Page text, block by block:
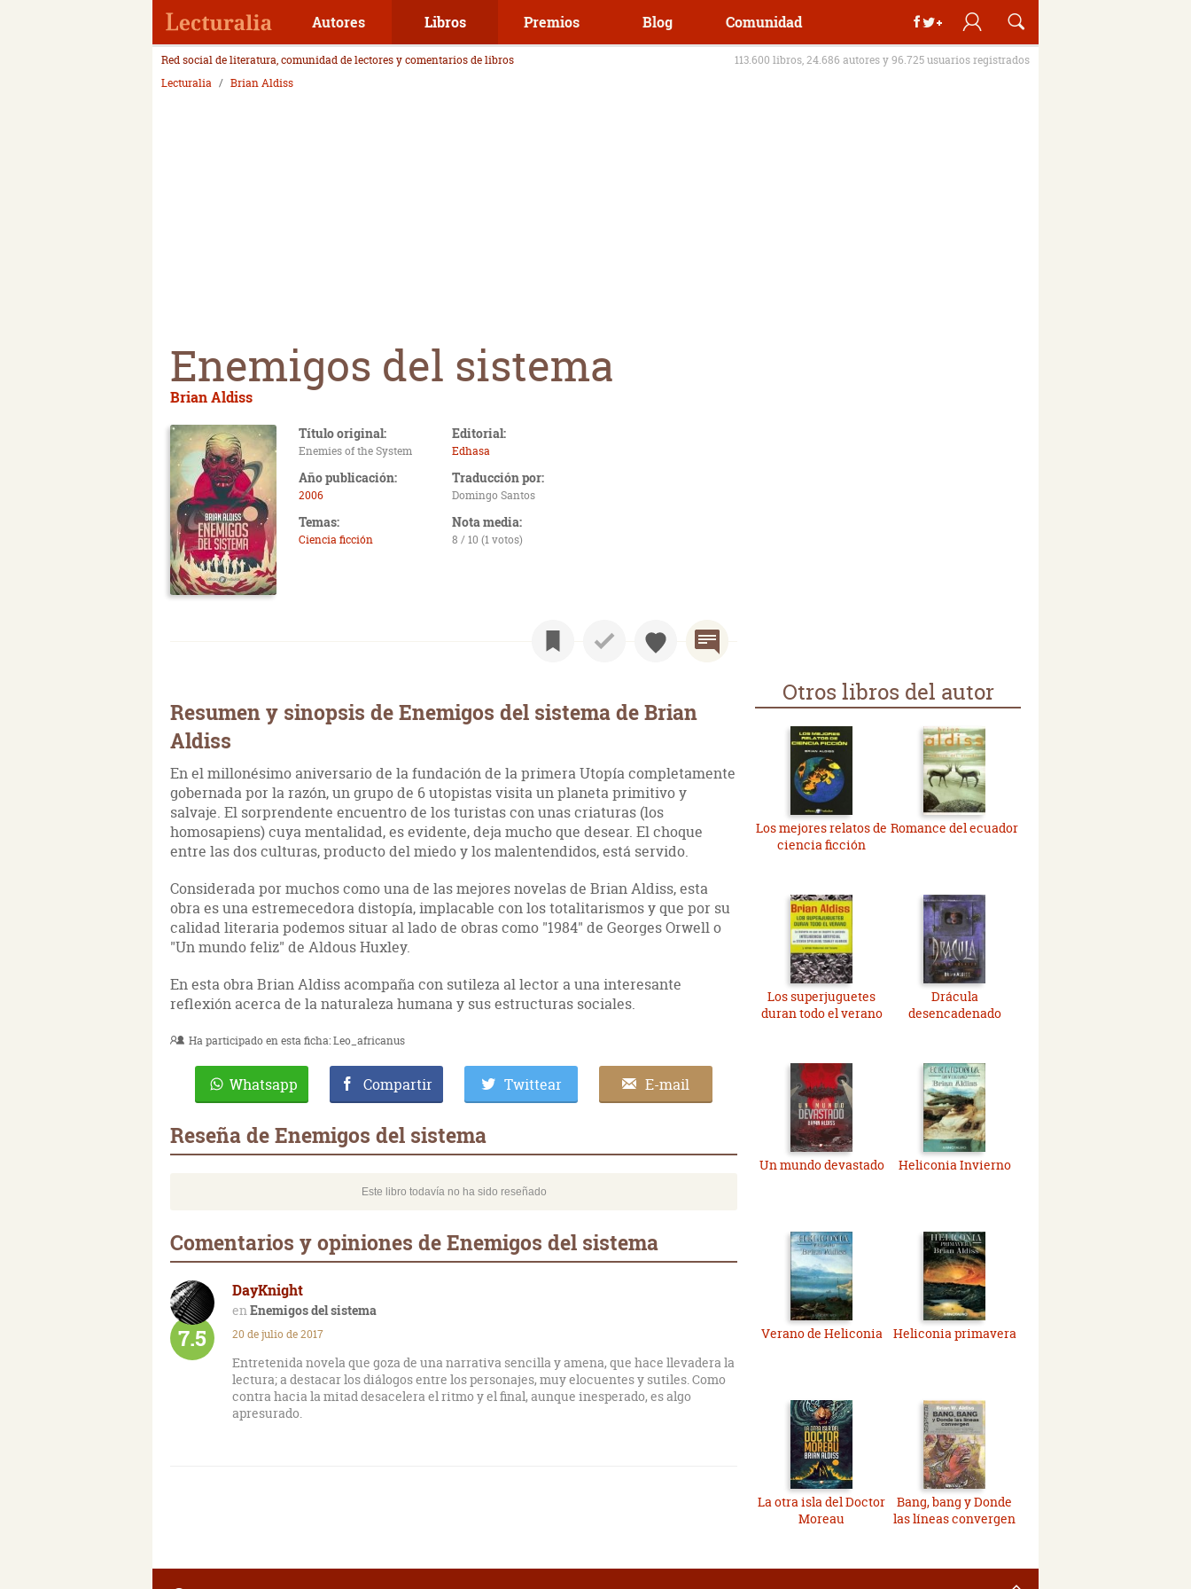
Autores Libros Premios Blog Comunidad
Red social de literatura, comunidad de lectores y comentarios de libros
113.600 libros, 24.686 autores y 96.725 usuarios registrados
Lecturalia
Brian Aldiss
Enemigos del sistema
Brian Aldiss
Título original:
Enemies of the System
Editorial:
Edhasa
Año publicación:
2006
Traducción por:
Domingo Santos
Temas:
Ciencia ficción
Nota media:
8 / 10 (1 votos)
Resumen y sinopsis de Enemigos del sistema de Brian
Aldiss
En el millonésimo aniversario de la fundación de la primera Utopía completamente
gobernada por la razón, un grupo de 6 utopistas visita un planeta primitivo y
salvaje. El sorprendente encuentro de los turistas con unas criaturas (los
homosapiens) cuya mentalidad, es evidente, deja mucho que desear. El choque
entre las dos culturas, producto del miedo y los malentendidos, está servido.
Considerada por muchos como una de las mejores novelas de Brian Aldiss, esta
obra es una estremecedora distopía, implacable con los totalitarismos y que por su
calidad literaria podemos situar al lado de obras como "1984" de Georges Orwell o
"Un mundo feliz" de Aldous Huxley.
En esta obra Brian Aldiss acompaña con sutileza al lector a una interesante
reflexión acerca de la naturaleza humana y sus estructuras sociales.
Ha participado en esta ficha:Leo_africanus
Whatsapp Compartir Twittear E-mail
Reseña de Enemigos del sistema
Este libro todavía no ha sido reseñado
Comentarios y opiniones de Enemigos del sistema
DayKnight
Enemigos del sistema
7.5 20 de julio de 2017
Entretenida novela que goza de una narrativa sencilla y amena, que hace llevadera la
lectura; a destacar los diálogos entre los personajes, muy elocuentes y sutiles. Como
contra hacia la mitad desacelera el ritmo y el final, aunque inesperado, es algo
apresurado.
Otros libros del autor
Los mejores relatos de
ciencia ficción
Romance del ecuador
Los superjuguetes
duran todo el verano
Drácula
desencadenado
Un mundo devastado Heliconia Invierno
Verano de Heliconia Heliconia primavera
La otra isla del Doctor
Moreau
Bang, bang y Donde
las líneas convergen